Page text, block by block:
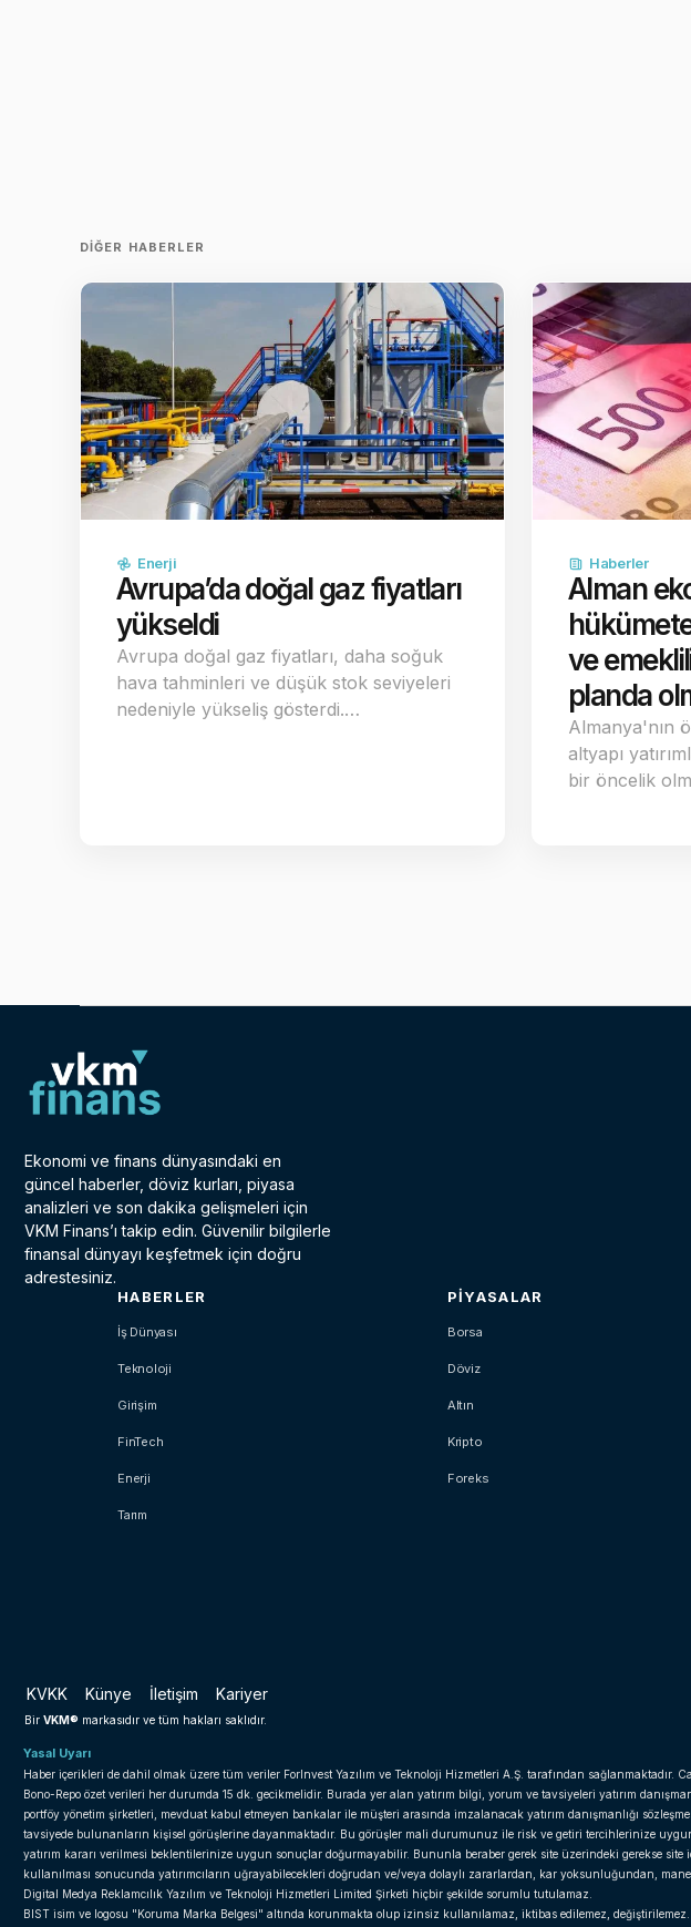
DIĞER HABERLER
Enerji
Avrupa’da doğal gaz fiyatları
yükseldi
Avrupa doğal gaz fiyatları, daha soğuk
hava tahminleri ve düşük stok seviyeleri
nedeniyle yükseliş gösterdi.…
Haberler
Alman
ve
planda
Almanya'nın
altyapı
bir öncelik
Ekonomi ve finans dünyasındaki en
güncel haberler, döviz kurları, piyasa
analizleri ve son dakika gelişmeleri için
VKM Finans’ı takip edin. Güvenilir bilgilerle
finansal dünyayı keşfetmek için doğru
adrestesiniz.
HABERLER
İş Dünyası
Teknoloji
Girişim
FinTech
Enerji
Tarım
PIYASALAR
Borsa
Döviz
Altın
Kripto
Foreks
KVKK Künye İletişim Kariyer
Bir VKM® markasıdır ve tüm hakları saklıdır.
Yasal Uyarı
Haber içerikleri de dahil olmak üzere tüm veriler ForInvest Yazılım ve Teknoloji Hizmetleri A.Ş. tarafından sağlanmaktadır.
Bono-Repo özet verileri her durumda 15 dk. gecikmelidir. Burada yer alan yatırım bilgi, yorum ve tavsiyeleri yatırım
portföy yönetim şirketleri, mevduat kabul etmeyen bankalar ile müşteri arasında imzalanacak yatırım danışmanlığı
tavsiyede bulunanların kişisel görüşlerine dayanmaktadır. Bu görüşler mali durumunuz ile risk ve getiri tercihlerinize
yatırım kararı verilmesi beklentilerinize uygun sonuçlar doğurmayabilir. Bununla beraber gerek site üzerindeki gerekse
kullanılması sonucunda yatırımcıların uğrayabilecekleri doğrudan ve/veya dolaylı zararlardan, kar yoksunluğundan,
Digital Medya Reklamcılık Yazılım ve Teknoloji Hizmetleri Limited Şirketi hiçbir şekilde sorumlu tutulamaz.
BIST isim ve logosu "Koruma Marka Belgesi" altında korunmakta olup izinsiz kullanılamaz, iktibas edilemez, değiştirilemez.